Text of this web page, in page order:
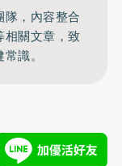
隊，內容整合
相關文章，致
識。